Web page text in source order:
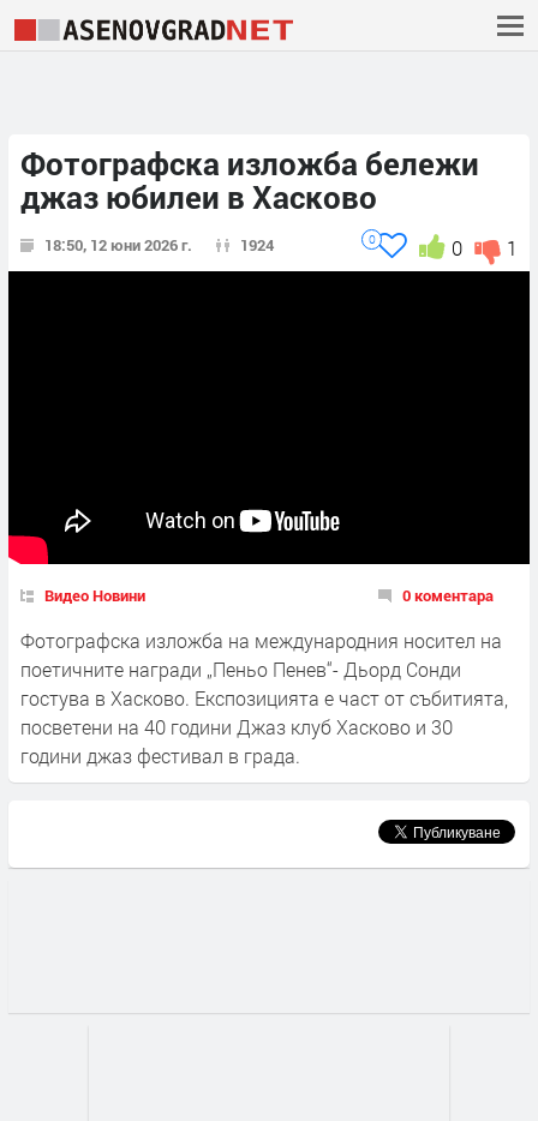
Фотографска изложба бележи
джаз юбилеи в Хасково
18:50, 12 юни 2026 г. 1924 1
0
0
Видео Новини 0 коментара
Фотографска изложба на международния носител на
поетичните награди „Пеньо Пенев“- Дьорд Сонди
гостува в Хасково. Експозицията е част от събитията,
посветени на 40 години Джаз клуб Хасково и 30
години джаз фестивал в града.